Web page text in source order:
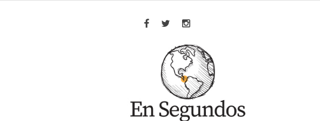
Facebook
TwitterInstagram